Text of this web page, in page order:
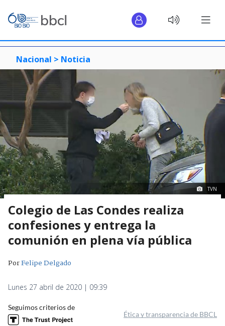
Nacional > Noticia
TVN
Colegio de Las Condes realiza
confesiones y entrega la
comunión en plena vía pública
PorFelipe Delgado
Lunes 27 abril de 2020 | 09:39
Seguimos criterios de
Ética y transparencia de BBCL